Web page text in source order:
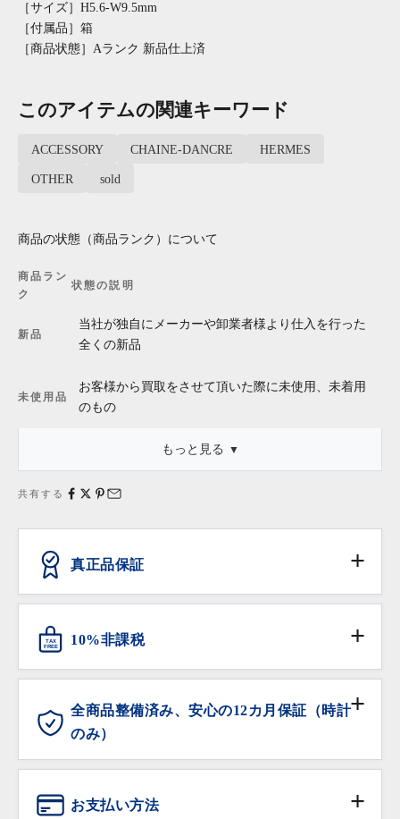
［サイズ］H5.6-W9.5mm
［付属品］箱
［商品状態］Aランク 新品仕上済
このアイテムの関連キーワード
ACCESSORY CHAINE-DANCRE HERMES
OTHER sold
商品の状態（商品ランク）について
商品ラン
ク
状態の説明
新品
当社が独自にメーカーや卸業者様より仕入を行った
全くの新品
未使用品
お客様から買取をさせて頂いた際に未使用、未着用
のもの
・「新品同様」等の記述は商品本体についてのものであり、これ
状態は含みません。
もっと見る
共有する
真正品保証
ANTIQURIOUSでは、消費者の皆様が安心してお買い
物いただけるよう、日本流通自主管理協会（略称
AACD）に加盟し、不正商品の流通防止と排除の活動
に努めています。
TAX
FREE 10%非課税
対象となる海外からの旅行者の方は免税サービスをご
利用いただけます。
全商品整備済み、安心の12カ月保証（時計
のみ）
ANTIQURIOUSでは、大切なお時計を末長くご愛用い
ただけるよう、販売前の全てのお時計にオーバーホー
ル（分解洗浄及び精度調整、クォーツ時計は電池交換
お支払い方法